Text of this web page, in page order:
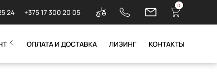
24 +375 17 300 20 05
0
ОПЛАТА И ДОСТАВКА ЛИЗИНГ КОНТАКТЫ